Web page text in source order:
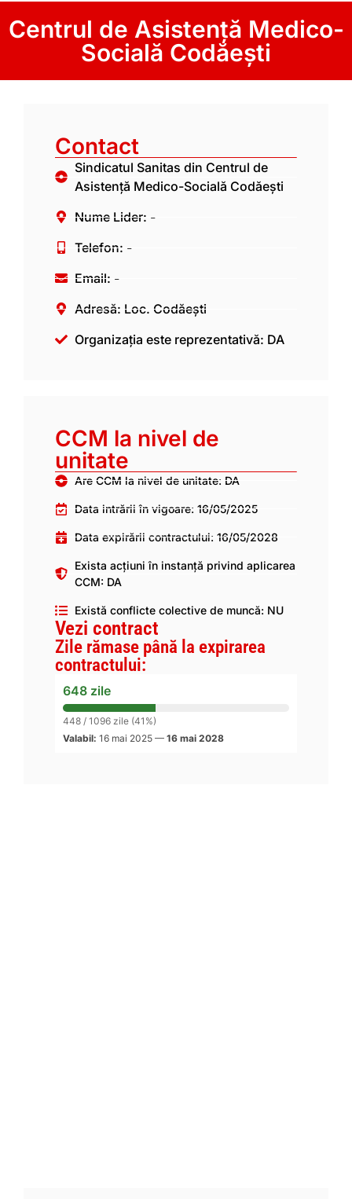
Centrul de Asistență Medico-
Socială Codăești
Contact
Sindicatul Sanitas din Centrul de
Asistență Medico-Socială Codăești
Nume Lider: -
Telefon: -
Email: -
Adresă: Loc. Codăești
Organizația este reprezentativă: DA
CCM la nivel de
unitate
Are CCM la nivel de unitate: DA
Data intrării în vigoare: 16/05/2025
Data expirării contractului: 16/05/2028
Exista acțiuni în instanță privind aplicarea
CCM: DA
Există conflicte colective de muncă: NU
Vezi contract
Zile rămase până la expirarea
contractului:
648 zile
448 / 1096 zile (41%)
Valabil: 16 mai 2025 — 16 mai 2028